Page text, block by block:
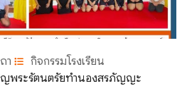
า
กิจกรรมโรงเรียน
พระรัตนตรัยทำนองสรภัญญะ